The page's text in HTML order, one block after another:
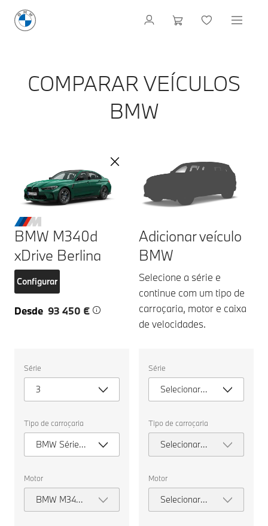
COMPARAR VEÍCULOS
BMW
BMW M340d
xDrive Berlina
Configurar
Desde 93 450 €
as
seguintes
propriedades
para
um
veículo
para
comparar.
Série
3
Tipo de carroçaria
BMW Série 3
Berlina
Motor
BMW M340d
xDrive
Adicionar veículo
BMW
Selecione a série e
continue com um tipo de
carroçaria, motor e caixa
de velocidades.
as
seguintes
propriedades
para
um
veículo
para
comparar.
Série
Selecionar
série
Tipo de carroçaria
Selecionar
tipo de
Motor
Selecionar
motor